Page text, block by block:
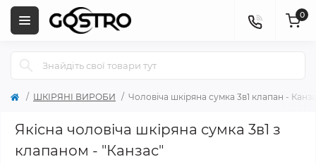
0
ШКІРЯНІ ВИРОБИ Чоловіча шкіряна сумка 3в1 клапан -
Якісна чоловіча шкіряна сумка 3в1 з
клапаном - "Канзас"